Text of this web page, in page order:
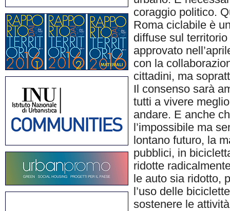
coraggio politico.
Roma ciclabile è
diffuse sul
approvato
con la
cittadini, ma
Il consenso sarà
tutti a vivere
andare. E anche
l’impossibile ma
lontano futuro, la
pubblici, in
ridotte
le auto sia ridotto,
l’uso delle
sostenere le